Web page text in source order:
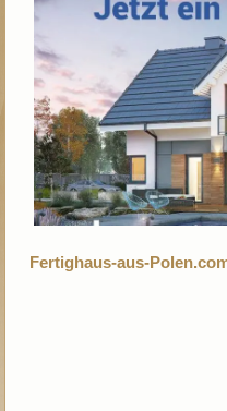
Fertighaus-aus-